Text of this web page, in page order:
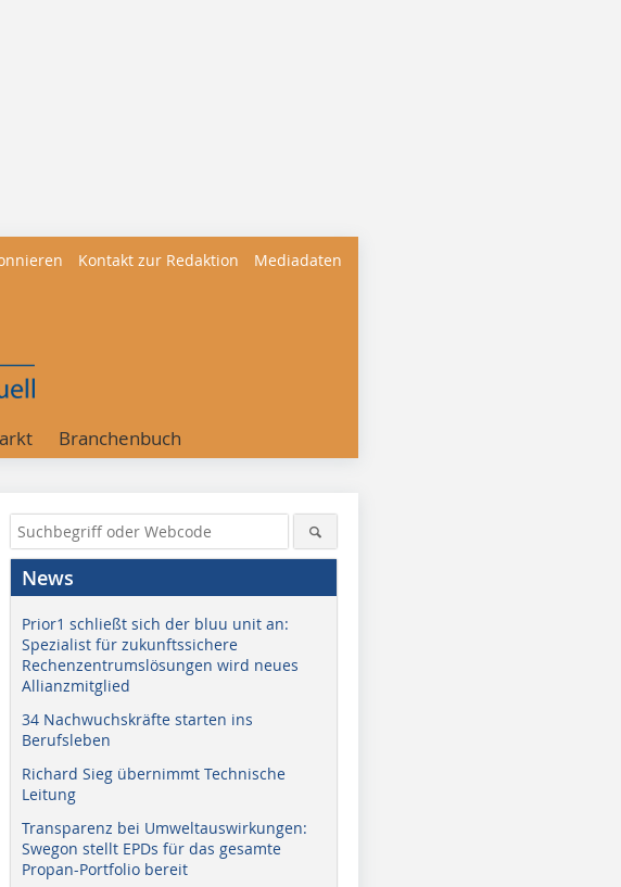
Kontakt zur Redaktion Mediadaten
Branchenbuch
News
Prior1 schließt sich der bluu unit an:
Spezialist für zukunftssichere
Rechenzentrumslösungen wird neues
Allianzmitglied
34 Nachwuchskräfte starten ins
Berufsleben
Richard Sieg übernimmt Technische
Leitung
Transparenz bei Umweltauswirkungen:
Swegon stellt EPDs für das gesamte
Propan-Portfolio bereit